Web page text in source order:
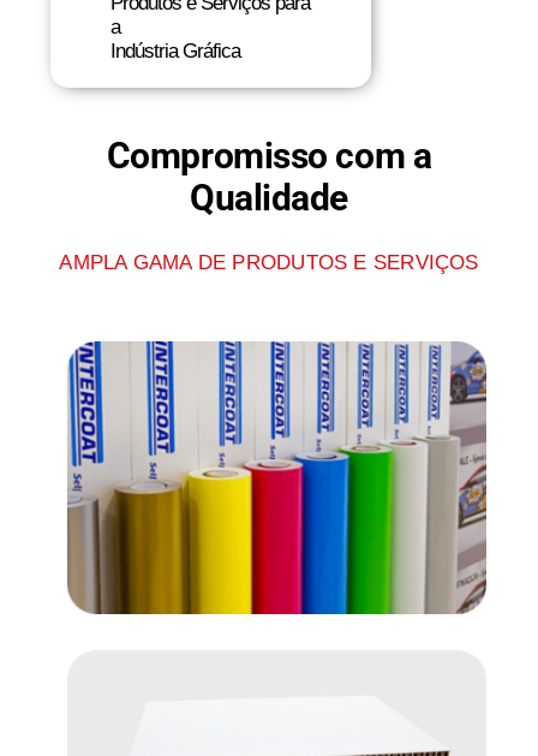
a
Indústria Gráfica
Compromisso com a
Qualidade
AMPLA GAMA DE PRODUTOS E SERVIÇOS